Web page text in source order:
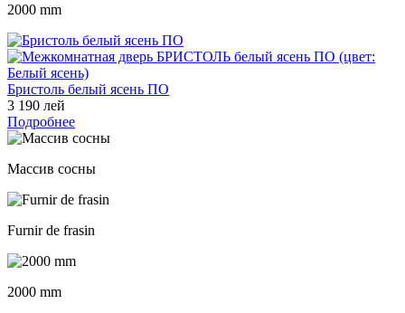
2000 mm
Бристоль белый ясень ПО
3 190 лей
Подробнее
Массив сосны
Furnir de frasin
2000 mm